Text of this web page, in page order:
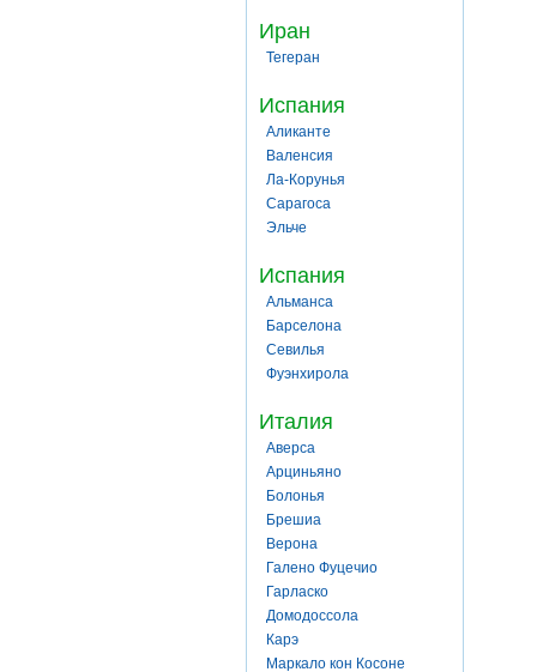
Иран
Тегеран
Испания
Аликанте
Валенсия
Ла-Корунья
Сарагоса
Эльче
Испания
Альманса
Барселона
Севилья
Фуэнхирола
Италия
Аверса
Арциньяно
Болонья
Брешиа
Верона
Галено Фуцечио
Гарласко
Домодоссола
Карэ
Маркало кон Косоне